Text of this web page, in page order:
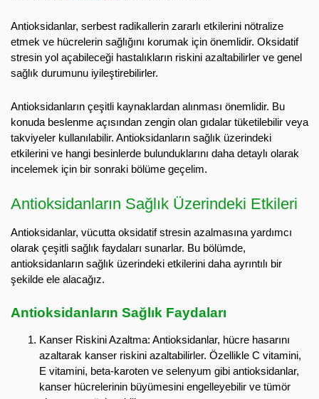
Antioksidanlar, serbest radikallerin zararlı etkilerini nötralize
etmek ve hücrelerin sağlığını korumak için önemlidir. Oksidatif
stresin yol açabileceği hastalıkların riskini azaltabilirler ve genel
sağlık durumunu iyileştirebilirler.
Antioksidanların çeşitli kaynaklardan alınması önemlidir. Bu
konuda beslenme açısından zengin olan gıdalar tüketilebilir veya
takviyeler kullanılabilir. Antioksidanların sağlık üzerindeki
etkilerini ve hangi besinlerde bulunduklarını daha detaylı olarak
incelemek için bir sonraki bölüme geçelim.
Antioksidanların Sağlık Üzerindeki Etkileri
Antioksidanlar, vücutta oksidatif stresin azalmasına yardımcı
olarak çeşitli sağlık faydaları sunarlar. Bu bölümde,
antioksidanların sağlık üzerindeki etkilerini daha ayrıntılı bir
şekilde ele alacağız.
Antioksidanların Sağlık Faydaları
Kanser Riskini Azaltma: Antioksidanlar, hücre hasarını
azaltarak kanser riskini azaltabilirler. Özellikle C vitamini,
E vitamini, beta-karoten ve selenyum gibi antioksidanlar,
kanser hücrelerinin büyümesini engelleyebilir ve tümör